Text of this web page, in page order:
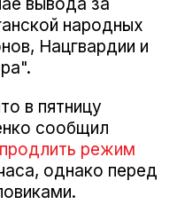
народных
Нацгвардии и
в пятницу
сообщил
продлить режим
однако перед